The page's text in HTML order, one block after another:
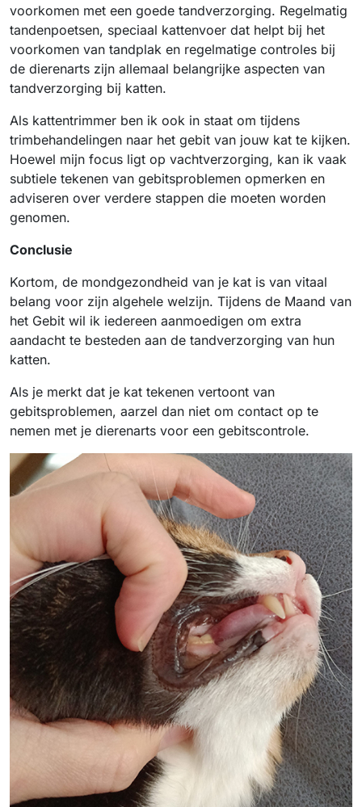
voorkomen met een goede tandverzorging. Regelmatig
tandenpoetsen, speciaal kattenvoer dat helpt bij het
voorkomen van tandplak en regelmatige controles bij
de dierenarts zijn allemaal belangrijke aspecten van
tandverzorging bij katten.
Als kattentrimmer ben ik ook in staat om tijdens
trimbehandelingen naar het gebit van jouw kat te kijken.
Hoewel mijn focus ligt op vachtverzorging, kan ik vaak
subtiele tekenen van gebitsproblemen opmerken en
adviseren over verdere stappen die moeten worden
genomen.
Conclusie
Kortom, de mondgezondheid van je kat is van vitaal
belang voor zijn algehele welzijn. Tijdens de Maand van
het Gebit wil ik iedereen aanmoedigen om extra
aandacht te besteden aan de tandverzorging van hun
katten.
Als je merkt dat je kat tekenen vertoont van
gebitsproblemen, aarzel dan niet om contact op te
nemen met je dierenarts voor een gebitscontrole.